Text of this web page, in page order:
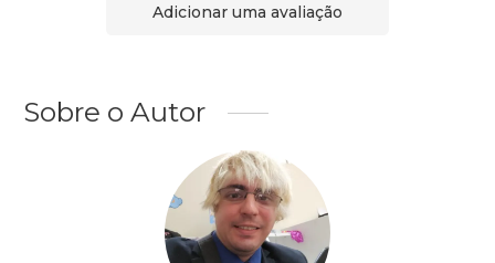
Adicionar uma avaliação
Sobre o Autor